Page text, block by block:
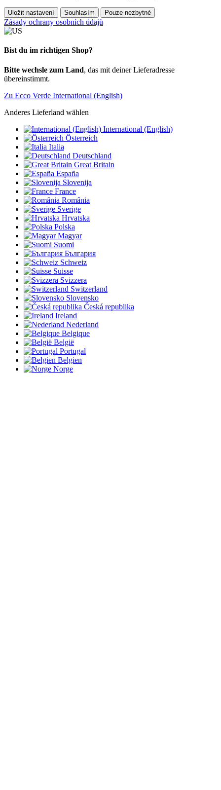
Uložit nastavení Souhlasím Pouze nezbytné
Zásady ochrany osobních údajů
Bist du im richtigen Shop?
Bitte wechsle zum Land, das mit deiner Lieferadresse
übereinstimmt.
Zu Ecco Verde International (English)
Anderes Lieferland wählen
International (English)
Österreich
Italia
Deutschland
Great Britain
España
Slovenija
France
România
Sverige
Hrvatska
Polska
Magyar
Suomi
България
Schweiz
Suisse
Svizzera
Switzerland
Slovensko
Česká republika
Ireland
Nederland
Belgique
België
Portugal
Belgien
Norge